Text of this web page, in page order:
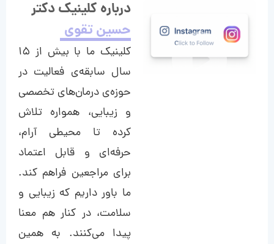
درباره کلینیک دکتر
حسین تقوی
کلینیک ما با بیش از ۱۵
سال سابقه‌ی فعالیت در
حوزه‌ی درمان‌های تخصصی
و زیبایی، همواره تلاش
کرده تا محیطی آرام،
حرفه‌ای و قابل اعتماد
برای مراجعین فراهم کند.
ما باور داریم که زیبایی و
سلامت، در کنار هم معنا
پیدا می‌کنند. به همین